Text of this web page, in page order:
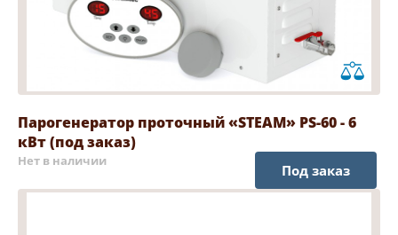
Парогенератор проточный «STEAM» PS-60 - 6
кВт (под заказ)
Нет в наличии
Под заказ